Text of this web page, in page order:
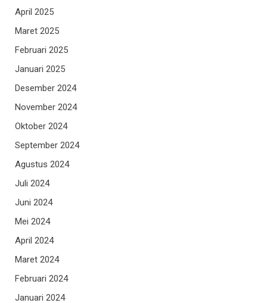
April 2025
Maret 2025
Februari 2025
Januari 2025
Desember 2024
November 2024
Oktober 2024
September 2024
Agustus 2024
Juli 2024
Juni 2024
Mei 2024
April 2024
Maret 2024
Februari 2024
Januari 2024